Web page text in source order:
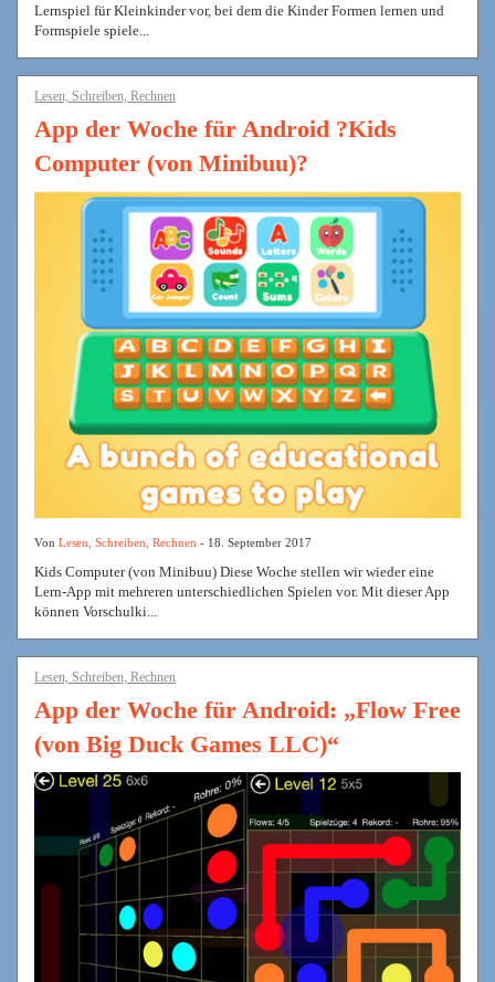
Lernspiel für Kleinkinder vor, bei dem die Kinder Formen lernen und
Formspiele spiele...
Lesen, Schreiben, Rechnen
App der Woche für Android ?Kids
Computer (von Minibuu)?
Von Lesen, Schreiben, Rechnen - 18. September 2017
Kids Computer (von Minibuu) Diese Woche stellen wir wieder eine
Lern-App mit mehreren unterschiedlichen Spielen vor. Mit dieser App
können Vorschulki...
Lesen, Schreiben, Rechnen
App der Woche für Android: „Flow Free
(von Big Duck Games LLC)“